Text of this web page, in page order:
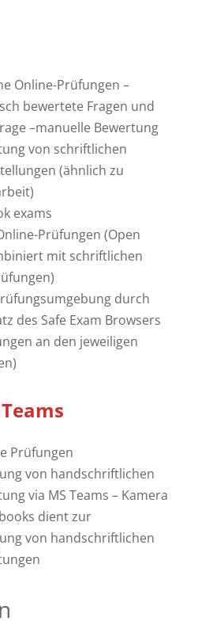
Online-Prüfungen –
bewertete Fragen und
–manuelle Bewertung
von schriftlichen
(ähnlich zu
exams
Prüfungen (Open
mit schriftlichen
durch
des Safe Exam Browsers
an den jeweiligen
Prüfungen
von handschriftlichen
via MS Teams – Kamera
dient zur
von handschriftlichen